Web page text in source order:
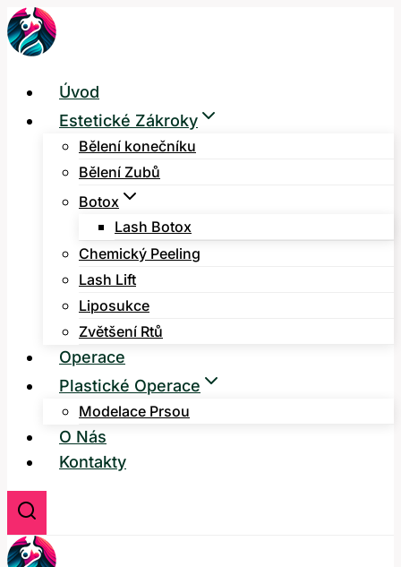
Přeskočit
na
Úvod
Estetické Zákroky
Bělení konečníku
Bělení Zubů
Botox
Lash Botox
Chemický Peeling
Lash Lift
Liposukce
Zvětšení Rtů
Operace
Plastické Operace
Modelace Prsou
O Nás
Kontakty